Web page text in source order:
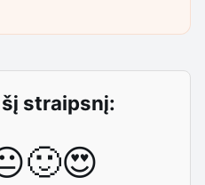
straipsnį:
🙂😍